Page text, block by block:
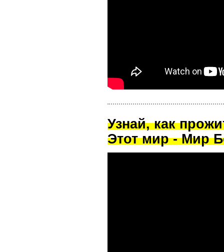
Узнай, как
Этот мир - Мир